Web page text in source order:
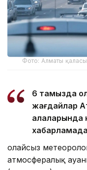
Фото: Алматы
6 тамызда
жағдайлар
қалаларында
Қолайсыз
атмосфералық